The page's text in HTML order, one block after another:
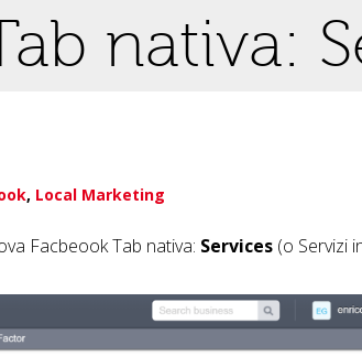
nativa:
, Local Marketing
Facbeook Tab nativa: Services (o Servizi